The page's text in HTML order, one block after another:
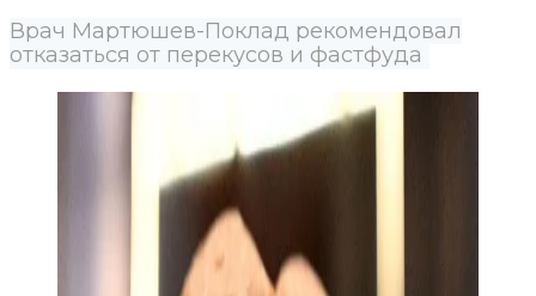
Врач Мартюшев-Поклад рекомендовал
отказаться от перекусов и фастфуда